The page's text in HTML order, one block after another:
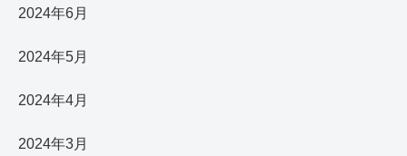
2024年6月
2024年5月
2024年4月
2024年3月